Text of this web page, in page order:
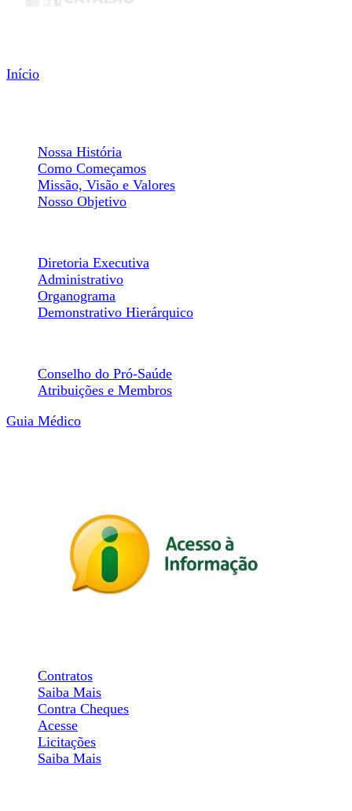
Início
Nossa História
Como Começamos
Missão, Visão e Valores
Nosso Objetivo
Diretoria Executiva
Administrativo
Organograma
Demonstrativo Hierárquico
Conselho do Pró-Saúde
Atribuições e Membros
Guia Médico
Contratos
Saiba Mais
Contra Cheques
Acesse
Licitações
Saiba Mais